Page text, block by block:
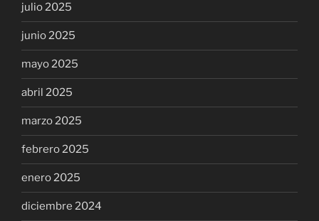
julio 2025
junio 2025
mayo 2025
abril 2025
marzo 2025
febrero 2025
enero 2025
diciembre 2024